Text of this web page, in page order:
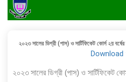
২০২৩ সালের ডিগ্রী (পাস) ও সার্টিফিকেট কোর্স ২য়
Download
২০২৩ সালের ডিগ্রী (পাস) ও সার্টিফিকেট